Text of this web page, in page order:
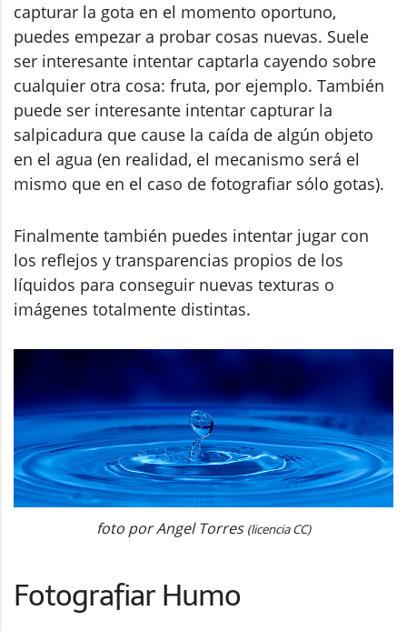
capturar la gota en el momento oportuno,
puedes empezar a probar cosas nuevas. Suele
ser interesante intentar captarla cayendo sobre
cualquier otra cosa: fruta, por ejemplo. También
puede ser interesante intentar capturar la
salpicadura que cause la caída de algún objeto
en el agua (en realidad, el mecanismo será el
mismo que en el caso de fotografiar sólo gotas).
Finalmente también puedes intentar jugar con
los reflejos y transparencias propios de los
líquidos para conseguir nuevas texturas o
imágenes totalmente distintas.
foto por Angel Torres (licencia CC)
Fotografiar Humo